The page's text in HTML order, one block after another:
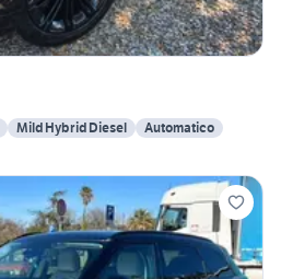
Mild Hybrid Diesel
Automatico